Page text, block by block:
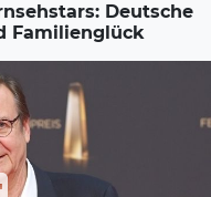
Deutsche
Familienglück